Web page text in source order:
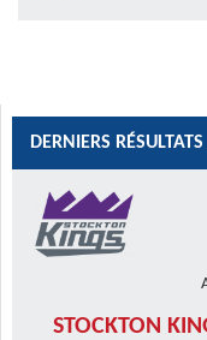
DERNIERS
STOCKTON